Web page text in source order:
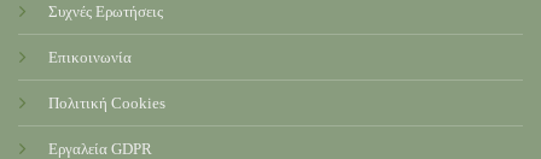
Συχνές Ερωτήσεις
Επικοινωνία
Πολιτική Cookies
Εργαλεία GDPR